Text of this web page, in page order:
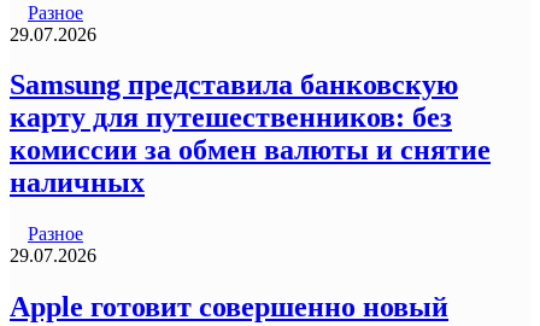
Разное
29.07.2026
Samsung представила банковскую
карту для путешественников: без
комиссии за обмен валюты и снятие
наличных
Разное
29.07.2026
Apple готовит совершенно новый